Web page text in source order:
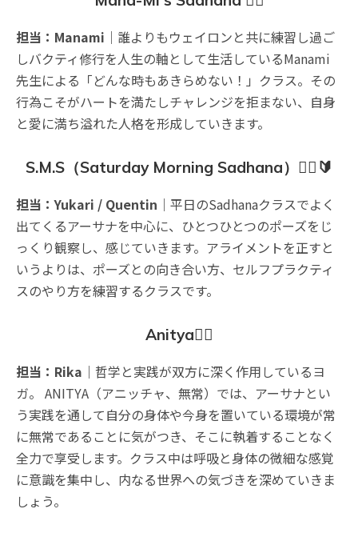
担当：Manami ｜誰よりもウェイロンと共に練習し過ご
しバクティ修行を人生の軸として生活しているManami
先生による「どんな時もあきらめない！」クラス。その
行為こそがハートを満たしチャレンジを拒まない、自身
と愛に満ち溢れた人格を形成していきます。
S.M.S（Saturday Morning Sadhana）🧘‍♀️🔰
担当：Yukari / Quentin ｜平日のSadhanaクラスでよく
出てくるアーサナを中心に、ひとつひとつのポーズをじ
っくり観察し、感じていきます。アライメントを正すと
いうよりは、ポーズとの向き合い方、セルフプラクティ
スのやり方を練習するクラスです。
Anitya🧘‍♀️
担当：Rika ｜哲学と実践が双方に深く作用しているヨ
ガ。 ANITYA（アニッチャ、無常）では、アーサナとい
う実践を通して自分の身体や今身を置いている環境が常
に無常であることに気がつき、そこに執着することなく
全力で享受します。クラス中は呼吸と身体の微細な感覚
に意識を集中し、内なる世界への気づきを深めていきま
しょう。